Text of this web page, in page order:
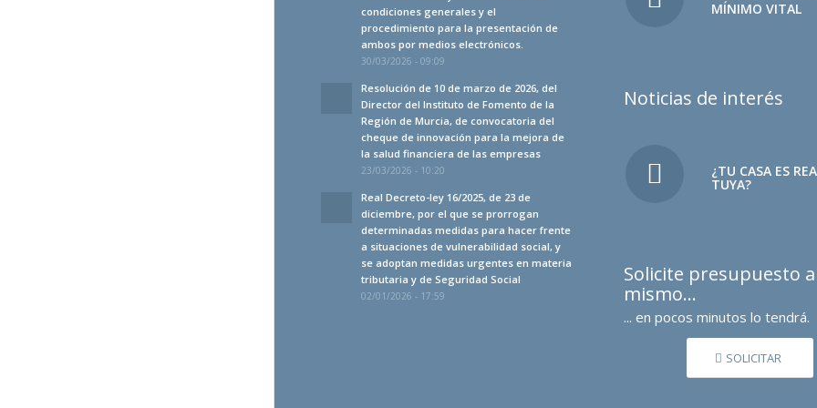
condiciones generales y el
procedimiento para la presentación de
ambos por medios electrónicos.
30/03/2026 - 09:09
Resolución de 10 de marzo de 2026, del
Director del Instituto de Fomento de la
Región de Murcia, de convocatoria del
cheque de innovación para la mejora de
la salud financiera de las empresas
23/03/2026 - 10:20
Real Decreto-ley 16/2025, de 23 de
diciembre, por el que se prorrogan
determinadas medidas para hacer frente
a situaciones de vulnerabilidad social, y
se adoptan medidas urgentes en materia
tributaria y de Seguridad Social
02/01/2026 - 17:59
MÍNIMO VITAL
Noticias de interés
¿TU CASA ES
TUYA?
Solicite presupuesto
mismo…
... en pocos minutos lo tendrá.
SOLICITAR